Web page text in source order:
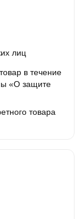
лиц
в течение
«О защите
товара